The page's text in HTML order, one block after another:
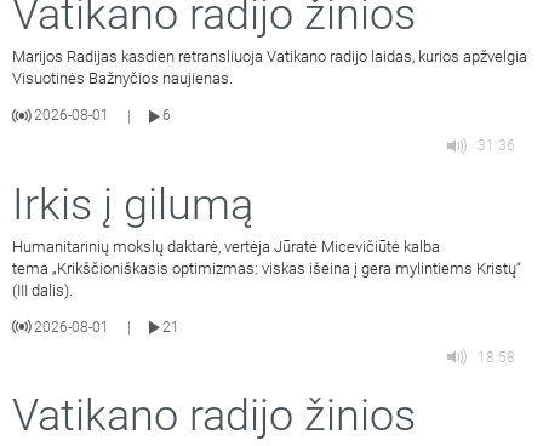
Vatikano radijo žinios
Marijos Radijas kasdien retransliuoja Vatikano radijo laidas, kurios apžvelgia
Visuotinės Bažnyčios naujienas.
2026-08-01
6
31:36
Irkis į gilumą
Humanitarinių mokslų daktarė, vertėja Jūratė Micevičiūtė kalba
tema „Krikščioniškasis optimizmas: viskas išeina į gera mylintiems Kristų“
(III dalis).
2026-08-01
21
18:58
Vatikano radijo žinios